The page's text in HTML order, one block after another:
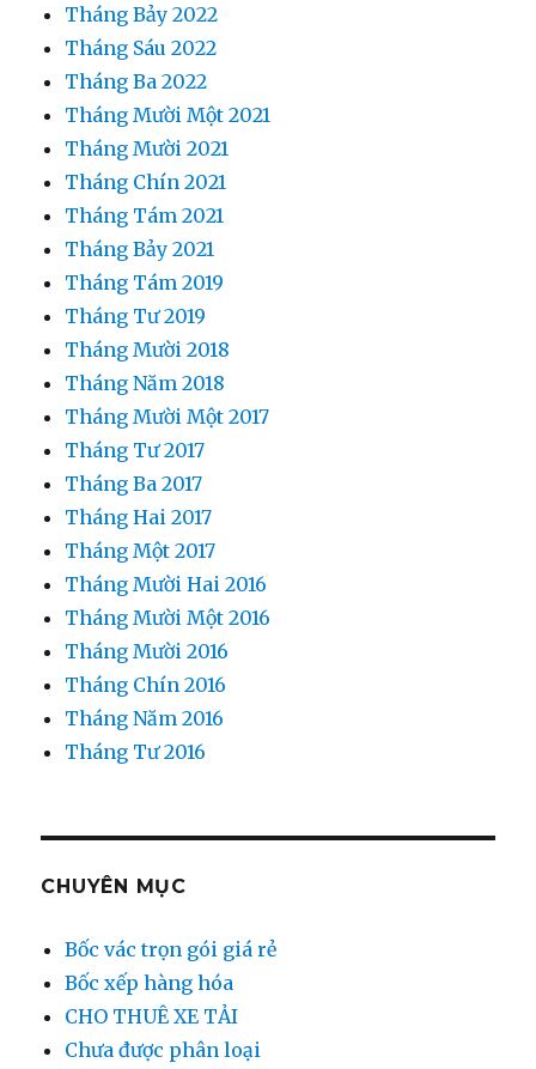
Tháng Bảy 2022
Tháng Sáu 2022
Tháng Ba 2022
Tháng Mười Một 2021
Tháng Mười 2021
Tháng Chín 2021
Tháng Tám 2021
Tháng Bảy 2021
Tháng Tám 2019
Tháng Tư 2019
Tháng Mười 2018
Tháng Năm 2018
Tháng Mười Một 2017
Tháng Tư 2017
Tháng Ba 2017
Tháng Hai 2017
Tháng Một 2017
Tháng Mười Hai 2016
Tháng Mười Một 2016
Tháng Mười 2016
Tháng Chín 2016
Tháng Năm 2016
Tháng Tư 2016
CHUYÊN MỤC
Bốc vác trọn gói giá rẻ
Bốc xếp hàng hóa
CHO THUÊ XE TẢI
Chưa được phân loại